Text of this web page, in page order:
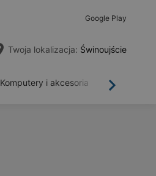
Google Play
Twoja lokalizacja: Świnoujście
Dalej
Komputery i akcesoria